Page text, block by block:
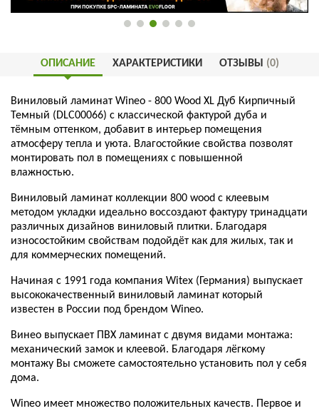
ОПИСАНИЕ ХАРАКТЕРИСТИКИ ОТЗЫВЫ (0)
Виниловый ламинат Wineo - 800 Wood XL Дуб Кирпичный
Темный (DLC00066) с классической фактурой дуба и
тёмным оттенком, добавит в интерьер помещения
атмосферу тепла и уюта. Влагостойкие свойства позволят
монтировать пол в помещениях с повышенной
влажностью.
Виниловый ламинат коллекции 800 wood с клеевым
методом укладки идеально воссоздают фактуру тринадцати
различных дизайнов виниловый плитки. Благодаря
износостойким свойствам подойдёт как для жилых, так и
для коммерческих помещений.
Начиная с 1991 года компания Witex (Германия) выпускает
высококачественный виниловый ламинат который
известен в России под брендом Wineo.
Винео выпускает ПВХ ламинат с двумя видами монтажа:
механический замок и клеевой. Благодаря лёгкому
монтажу Вы сможете самостоятельно установить пол у себя
дома.
Wineo имеет множество положительных качеств. Первое и